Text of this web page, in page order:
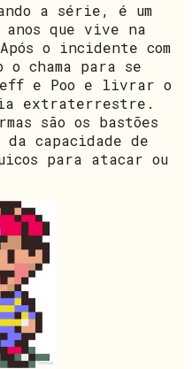
a série, é um
anos que vive na
o incidente com
o chama para se
e Poo e livrar o
extraterrestre.
são os bastões
capacidade de
para atacar ou